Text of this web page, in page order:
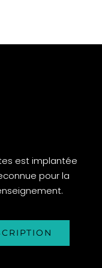
est implantée
pour la